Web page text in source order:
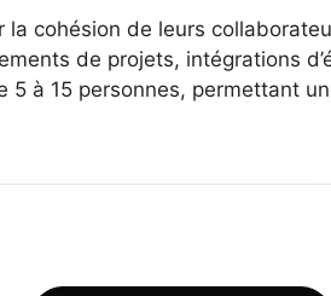
cohésion de leurs
de projets, intégrations
à 15 personnes, permettant